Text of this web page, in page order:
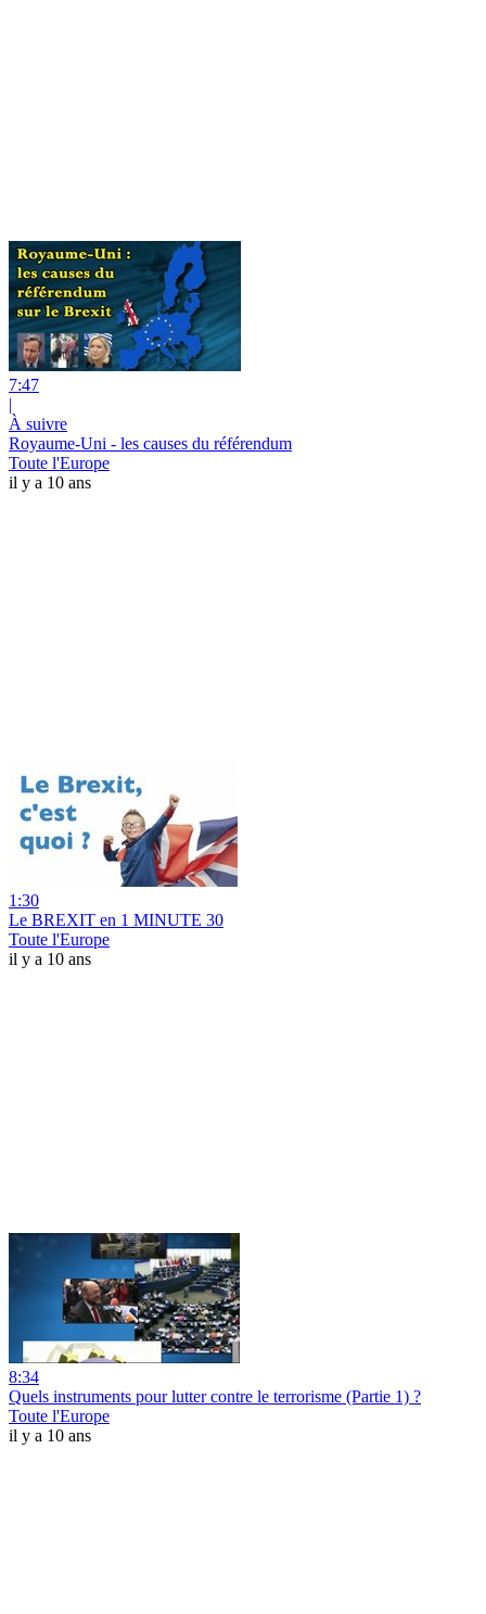
7:47
|
À suivre
Royaume-Uni - les causes du référendum
Toute l'Europe
il y a 10 ans
1:30
Le BREXIT en 1 MINUTE 30
Toute l'Europe
il y a 10 ans
8:34
Quels instruments pour lutter contre le terrorisme (Partie 1) ?
Toute l'Europe
il y a 10 ans